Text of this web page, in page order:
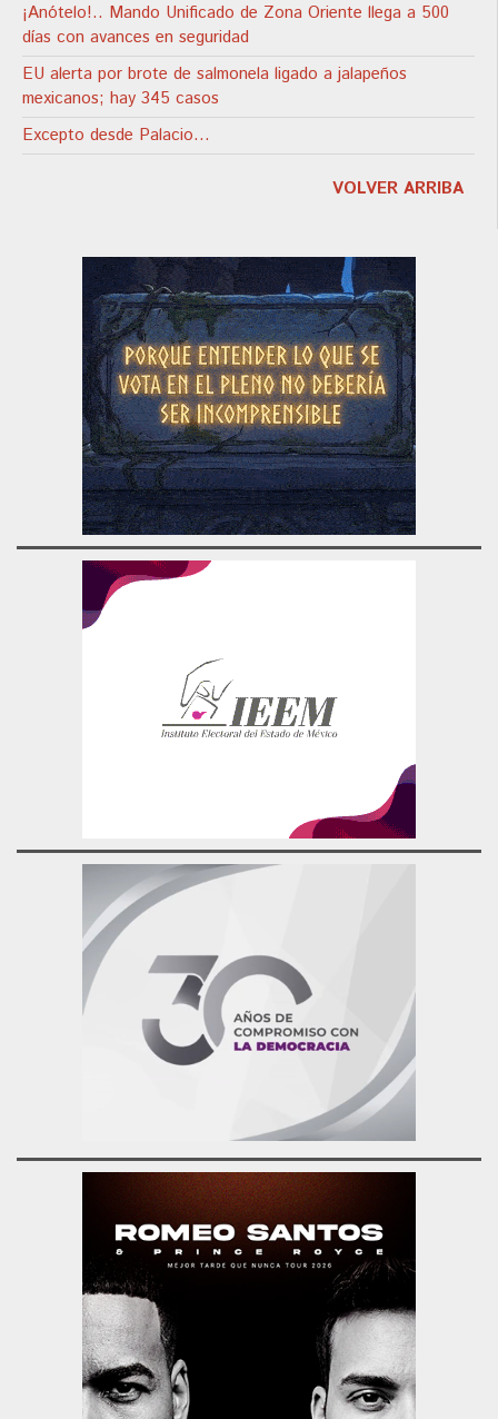
¡Anótelo!.. Mando Unificado de Zona Oriente llega a 500
días con avances en seguridad
EU alerta por brote de salmonela ligado a jalapeños
mexicanos; hay 345 casos
Excepto desde Palacio…
VOLVER ARRIBA